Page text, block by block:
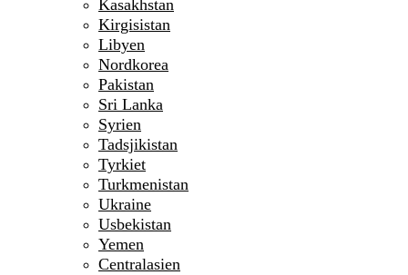
Kasakhstan
Kirgisistan
Libyen
Nordkorea
Pakistan
Sri Lanka
Syrien
Tadsjikistan
Tyrkiet
Turkmenistan
Ukraine
Usbekistan
Yemen
Centralasien